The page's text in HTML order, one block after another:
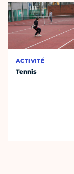
ACTIVITÉ
Tennis